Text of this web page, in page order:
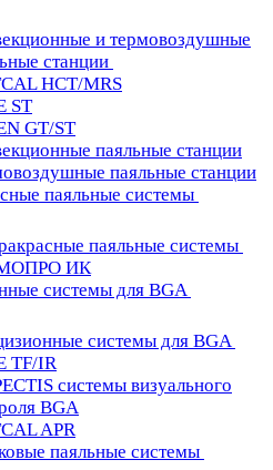
и термовоздушные
станции
HCT/MRS
ST
GT/ST
паяльные станции
паяльные станции
паяльные системы
паяльные системы
ИК
системы для BGA
системы для BGA
TF/IR
системы визуального
BGA
APR
паяльные системы